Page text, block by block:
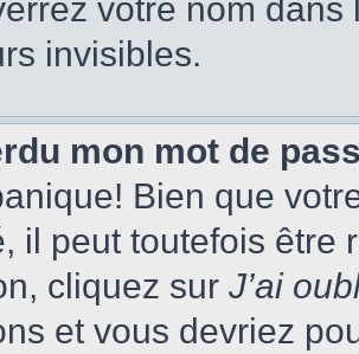
votre nom
invisibles.
mon mot de
Bien que
il peut toutefois être
cliquez sur J’ai
et vous devriez